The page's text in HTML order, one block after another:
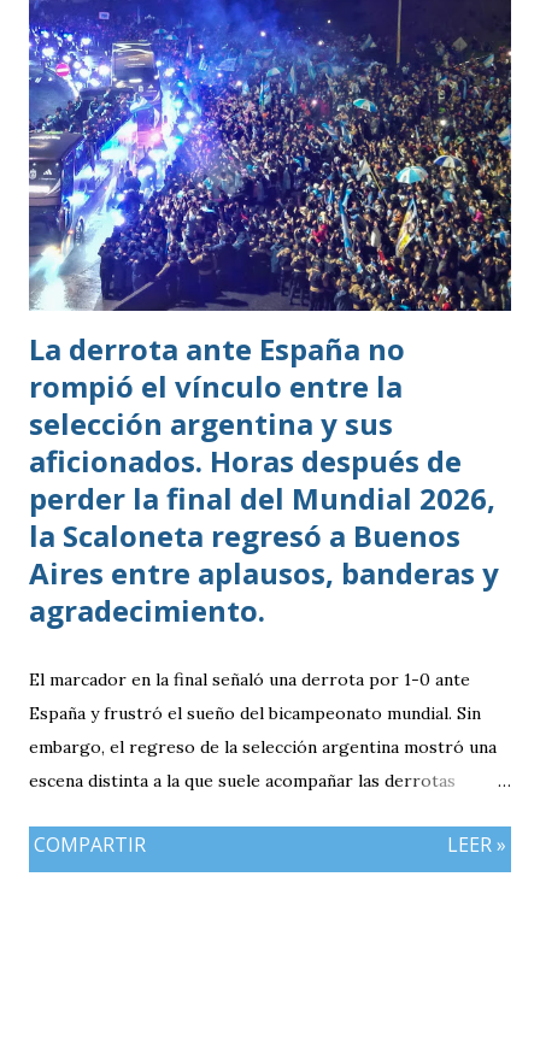
La derrota ante España no
rompió el vínculo entre la
selección argentina y sus
aficionados. Horas después de
perder la final del Mundial 2026,
la Scaloneta regresó a Buenos
Aires entre aplausos, banderas y
agradecimiento.
El marcador en la final señaló una derrota por 1-0 ante
España y frustró el sueño del bicampeonato mundial. Sin
embargo, el regreso de la selección argentina mostró una
escena distinta a la que suele acompañar las derrotas
Buenos Aires para agradecerle el torneo realizado. El avión
COMPARTIR LEER »